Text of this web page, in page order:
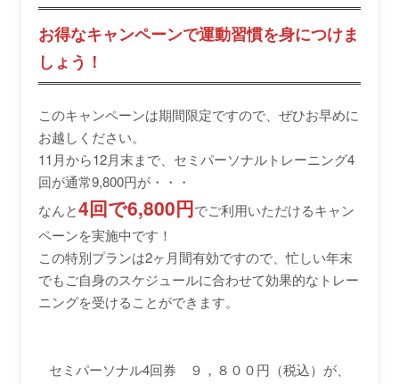
お得なキャンペーンで運動習慣を身につけま
しょう！
このキャンペーンは期間限定ですので、ぜひお早めに
お越しください。
11月から12月末まで、セミパーソナルトレーニング4
回が通常9,800円が・・・
なんと4回で6,800円でご利用いただけるキャン
ペーンを実施中です！
この特別プランは2ヶ月間有効ですので、忙しい年末
でもご自身のスケジュールに合わせて効果的なトレー
ニングを受けることができます。
セミパーソナル4回券 ９，８００円（税込）が、